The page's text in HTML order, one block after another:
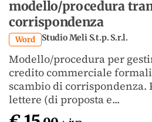
modello/procedura
corrispondenza
Word Studio Meli S.t.p. S.r.l.
Modello/procedura per
credito commerciale
scambio di corrispondenza.
lettere (di proposta e...